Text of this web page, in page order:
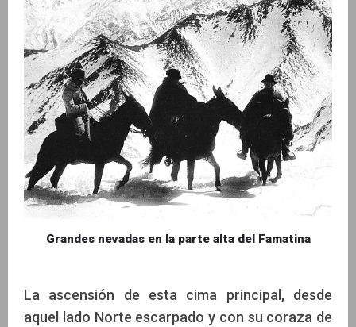
Grandes nevadas en la parte alta del Famatina
La ascensión de esta cima principal, desde
aquel lado Norte escarpado y con su coraza de